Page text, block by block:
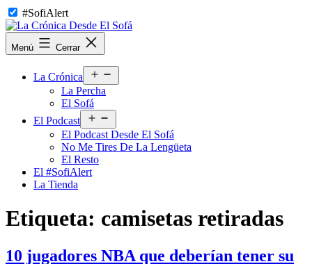
Saltar
al
contenido
#SofiAlert
La
Crónica
Menú Cerrar
La Crónica
el
La Percha
El Sofá
El Podcast
el
menú
El Podcast Desde El Sofá
No Me Tires De La Lengüeta
El Resto
El #SofiAlert
La Tienda
Etiqueta: camisetas retiradas
10 jugadores NBA que deberían tener su